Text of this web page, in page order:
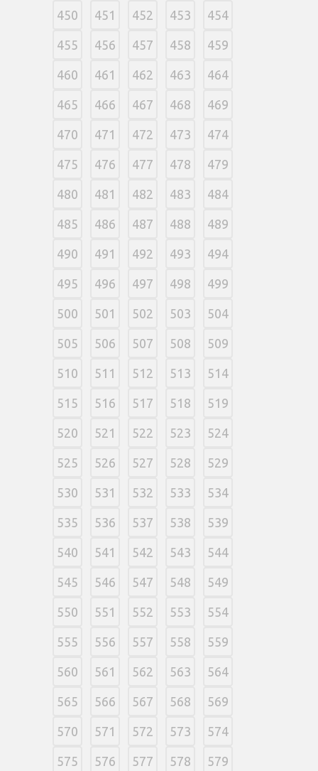
450 451 452 453 454
455 456 457 458 459
460 461 462 463 464
465 466 467 468 469
470 471 472 473 474
475 476 477 478 479
480 481 482 483 484
485 486 487 488 489
490 491 492 493 494
495 496 497 498 499
500 501 502 503 504
505 506 507 508 509
510 511 512 513 514
515 516 517 518 519
520 521 522 523 524
525 526 527 528 529
530 531 532 533 534
535 536 537 538 539
540 541 542 543 544
545 546 547 548 549
550 551 552 553 554
555 556 557 558 559
560 561 562 563 564
565 566 567 568 569
570 571 572 573 574
575 576 577 578 579